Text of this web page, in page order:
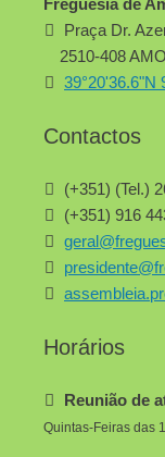
Freguesia de
Praça Dr.
2510-408
39°20'36.6"N
Contactos
(+351) (Tel.)
(+351) 916
Horários
Reunião de
Quintas-Feiras das